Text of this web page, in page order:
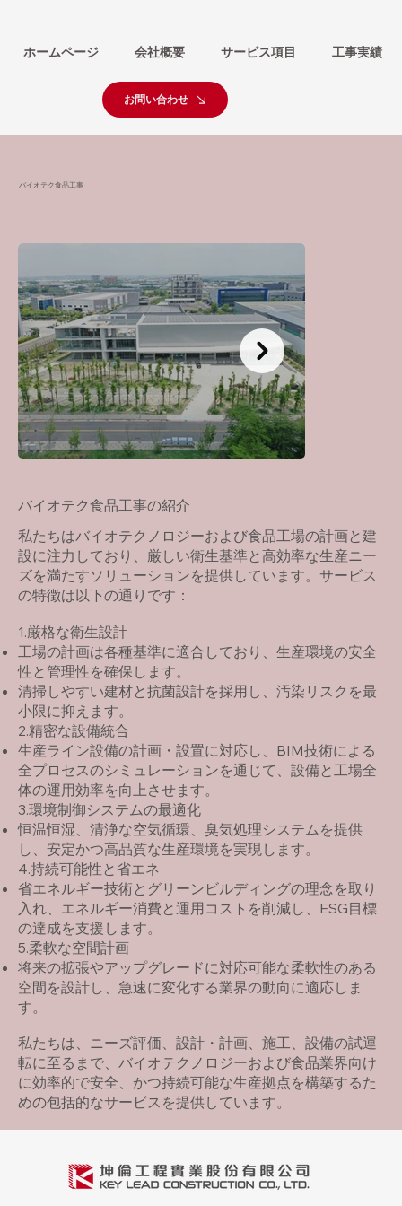
ホームページ 会社概要 サービス項目 工事実績
お問い合わせ
バイオテク食品工事
バイオテク食品工事の紹介
私たちはバイオテクノロジーおよび食品工場の計画と建
設に注力しており、厳しい衛生基準と高効率な生産ニー
ズを満たすソリューションを提供しています。サービス
の特徴は以下の通りです：
1.厳格な衛生設計
工場の計画は各種基準に適合しており、生産環境の安全
性と管理性を確保します。
清掃しやすい建材と抗菌設計を採用し、汚染リスクを最
小限に抑えます。
2.精密な設備統合
生産ライン設備の計画・設置に対応し、BIM技術による
全プロセスのシミュレーションを通じて、設備と工場全
体の運用効率を向上させます。
3.環境制御システムの最適化
恒温恒湿、清浄な空気循環、臭気処理システムを提供
し、安定かつ高品質な生産環境を実現します。
4.持続可能性と省エネ
省エネルギー技術とグリーンビルディングの理念を取り
入れ、エネルギー消費と運用コストを削減し、ESG目標
の達成を支援します。
5.柔軟な空間計画
将来の拡張やアップグレードに対応可能な柔軟性のある
空間を設計し、急速に変化する業界の動向に適応しま
す。
私たちは、ニーズ評価、設計・計画、施工、設備の試運
転に至るまで、バイオテクノロジーおよび食品業界向け
に効率的で安全、かつ持続可能な生産拠点を構築するた
めの包括的なサービスを提供しています。